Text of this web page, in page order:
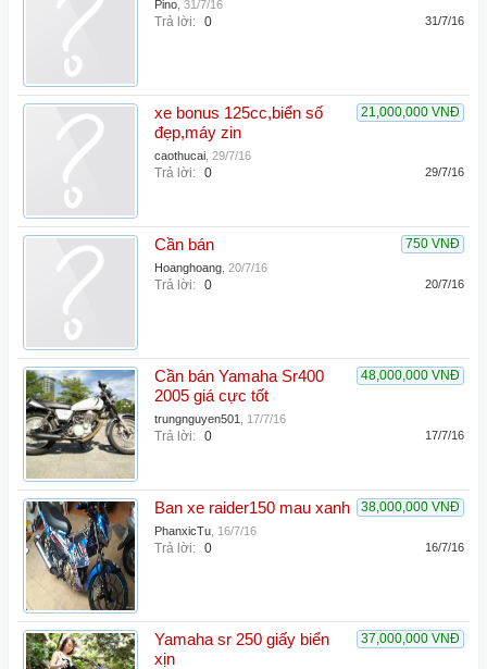
Pino 31/7/16
Trả lời: 0 31/7/16
21,000,000 VNĐ
xe bonus 125cc,biển số
đẹp,máy zin
caothucai 29/7/16
Trả lời: 0 29/7/16
750 VNĐ
Cần bán
Hoanghoang 20/7/16
Trả lời: 0 20/7/16
48,000,000 VNĐ
Cần bán Yamaha Sr400
2005 giá cực tốt
trungnguyen501 17/7/16
Trả lời: 0 17/7/16
38,000,000 VNĐ
Ban xe raider150 mau xanh
PhanxicTu 16/7/16
Trả lời: 0 16/7/16
37,000,000 VNĐ
Yamaha sr 250 giấy biển
xịn